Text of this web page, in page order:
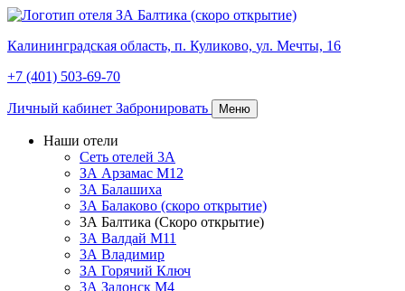
Калининградская область, п. Куликово, ул. Мечты, 16
+7 (401) 503-69-70
Личный кабинет Забронировать Меню
Наши отели
Сеть отелей 3А
ЗА Арзамас М12
3А Балашиха
3А Балаково (скоро открытие)
3А Балтика (Скоро открытие)
3А Валдай М11
3А Владимир
ЗА Горячий Ключ
3А Задонск М4